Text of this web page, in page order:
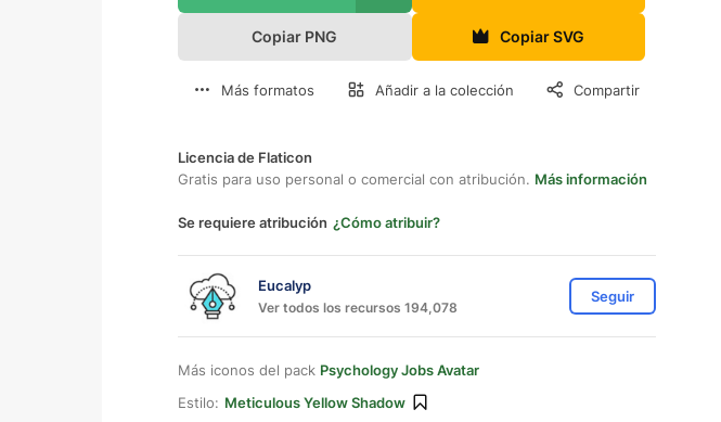
Copiar PNG Copiar SVG
Más formatos Añadir a la colección Compartir
Licencia de Flaticon
Gratis para uso personal o comercial con atribución. Más información
Se requiere atribución ¿Cómo atribuir?
Eucalyp
Ver todos los recursos 194,078
Seguir
Más iconos del pack Psychology Jobs Avatar
Estilo: Meticulous Yellow Shadow